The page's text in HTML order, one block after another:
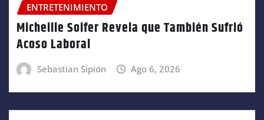
ENTRETENIMIENTO
Micheille Soifer Revela que También Sufrió
Acoso Laboral
Sebastian Sipión Ago 6, 2026